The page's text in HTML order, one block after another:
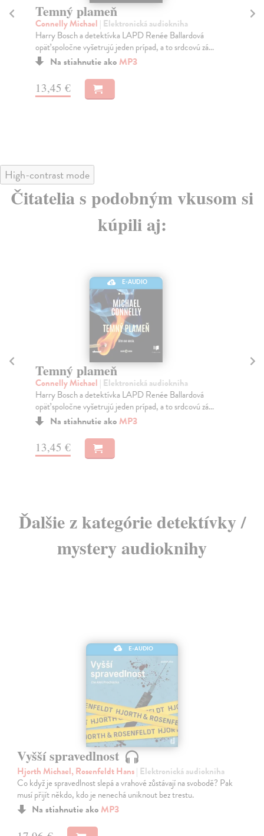
Temný plameň
Connelly Michael | Elektronická audiokniha
Harry Bosch a detektívka LAPD Renée Ballardová
opäť spoločne vyšetrujú jeden prípad, a to srdcovú zá...
Na stiahnutie akoMP3
13,45 €
High-contrast mode
Čitatelia s podobným vkusom si
kúpili aj:
E-AUDIO
Temný plameň
Connelly Michael | Elektronická audiokniha
Harry Bosch a detektívka LAPD Renée Ballardová
opäť spoločne vyšetrujú jeden prípad, a to srdcovú zá...
Na stiahnutie akoMP3
13,45 €
Ďalšie z kategórie detektívky /
mystery audioknihy
E-AUDIO
Vyšší spravedlnost
Hjorth Michael, Rosenfeldt Hans| Elektronická audiokniha
Co když je spravedlnost slepá a vrahové zůstávají na svobodě? Pak
musí přijít někdo, kdo je nenechá uniknout bez trestu.
Na stiahnutie ako MP3